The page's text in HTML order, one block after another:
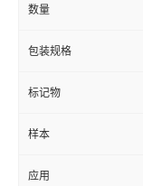
数量
包装规格
标记物
样本
应用